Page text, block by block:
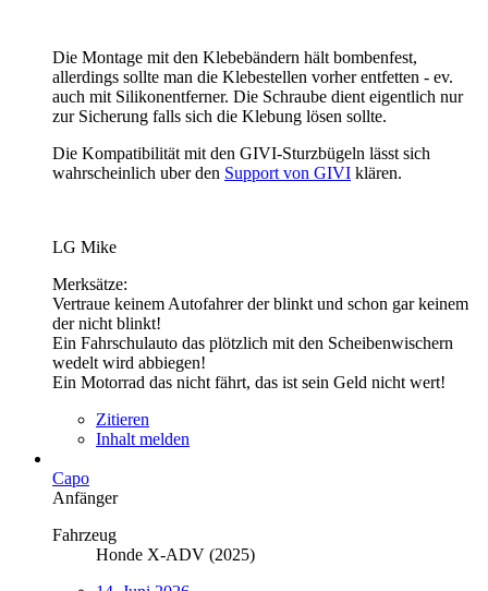
Die Montage mit den Klebebändern hält bombenfest,
allerdings sollte man die Klebestellen vorher entfetten - ev.
auch mit Silikonentferner. Die Schraube dient eigentlich nur
zur Sicherung falls sich die Klebung lösen sollte.
Die Kompatibilität mit den GIVI-Sturzbügeln lässt sich
wahrscheinlich uber den Support von GIVI klären.
LG Mike
Merksätze:
Vertraue keinem Autofahrer der blinkt und schon gar keinem
der nicht blinkt!
Ein Fahrschulauto das plötzlich mit den Scheibenwischern
wedelt wird abbiegen!
Ein Motorrad das nicht fährt, das ist sein Geld nicht wert!
Zitieren
Inhalt melden
Capo
Anfänger
Fahrzeug
Honde X-ADV (2025)